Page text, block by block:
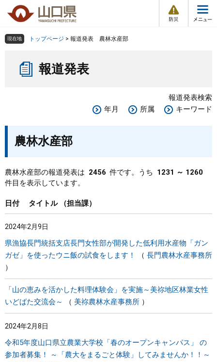
の
ー
メ
組織で探す
Other Languages
くらし・環境
教育・文化・スポーツ
しごと・産業・観光
県政情報
現在地 トップページ > 報道発表 農林水産部
報道発表
報道発表検索
年月
所属 キーワード
農林水産部
農林水産部の報道発表は 2456 件です。うち
1231 ～ 1260
件目を表示しています。
日付 タイトル 担当課
2024年2月9日
県漁協長門統括支店長門女性部が開発した低利用水産物「ガン
ガゼ」を使ったウニ飯の試食をします！
長門農林水産事務所
「山の恵みを活かした料理体験会」を実施～美祢地区林業女性
いどばた交流会～
美祢農林水産事務所
2024年2月8日
令和5年度山口県立農業大学校「春のオープンキャンパス」 の
参加者募集！ ～「農大をまるごと体験」してみませんか！！～